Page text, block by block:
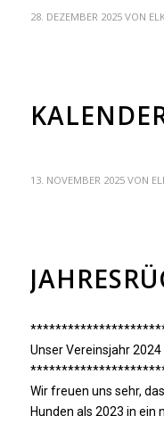
28. DEZEMBER 2025 VON
13. NOVEMBER 2025 VON
Unser Vereinsjahr 2024
Wir freuen uns sehr,
Hunden als 2023 in ein